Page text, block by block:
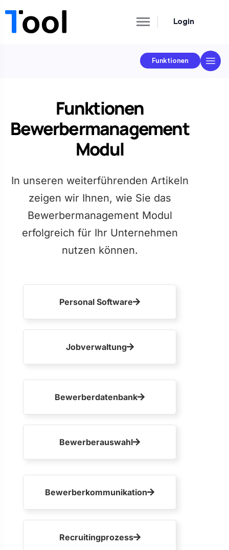
Login
Funktionen
Funktionen
Bewerbermanagement
Modul
In unseren weiterführenden Artikeln
zeigen wir Ihnen, wie Sie das
Bewerbermanagement Modul
erfolgreich für Ihr Unternehmen
nutzen können.
Personal Software
Jobverwaltung
Bewerberdatenbank
Bewerberauswahl
Bewerberkommunikation
Recruitingprozess